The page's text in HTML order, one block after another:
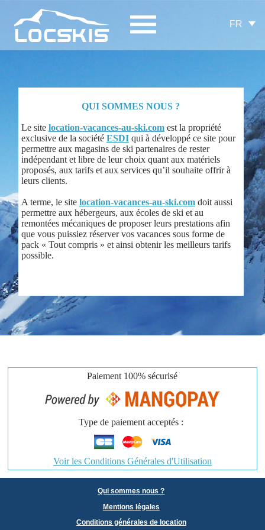
FR
QUI SOMMES NOUS ?
Le site location-vacances-au-ski.comest la propriété
exclusive de la société ESDIqui à développé ce site pour
permettre aux magasins de ski partenaires de rester
indépendant et libre de leur choix quant aux matériels
proposés, aux tarifs et aux services qu’il souhaite offrir à
leurs clients.
A terme, le site location-vacances-au-ski.comdoit aussi
permettre aux hébergeurs, aux écoles de ski et au
remontées mécaniques de proposer leurs prestations afin
que vous puissiez réserver vos vacances sous forme de
pack « Tout compris » et ainsi obtenir les meilleurs tarifs
possible.
Paiement 100% sécurisé
Type de paiement acceptés :
Voir les Conditions Générales d'Utilisation
Qui sommes nous ?
Mentions légales
Conditions générales de location